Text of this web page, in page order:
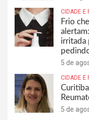
CIDADE E
Frio
irritada
5 de
CIDADE E
5 de